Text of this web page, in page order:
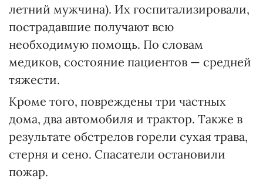
летний мужчина). Их госпитализировали,
пострадавшие получают всю
необходимую помощь. По словам
медиков, состояние пациентов — средней
тяжести.
Кроме того, повреждены три частных
дома, два автомобиля и трактор. Также в
результате обстрелов горели сухая трава,
стерня и сено. Спасатели остановили
пожар.